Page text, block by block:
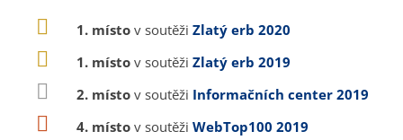
1. místo v soutěži Zlatý erb 2020
1. místo v soutěži Zlatý erb 2019
2. místo v soutěži Informačních center 2019
4. místo v soutěži WebTop100 2019